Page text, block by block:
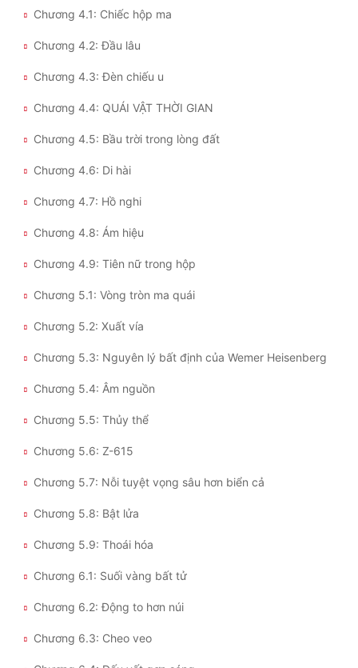
Tính Cách Nhân Vật :
Cơ Trí
Sát Phạt Quyết Đoán
Vô Sỉ
Điềm Đạm
Chương 4.1: Chiếc hộp ma
Chương 4.2: Đầu lâu
Chương 4.3: Đèn chiếu u
Chương 4.4: QUÁI VẬT THỜI GIAN
Chương 4.5: Bầu trời trong lòng đất
Chương 4.6: Di hài
Chương 4.7: Hồ nghi
Chương 4.8: Ám hiệu
Chương 4.9: Tiên nữ trong hộp
Chương 5.1: Vòng tròn ma quái
Chương 5.2: Xuất vía
Chương 5.3: Nguyên lý bất định của Wemer Heisenberg
Chương 5.4: Âm nguồn
Chương 5.5: Thủy thể
Chương 5.6: Z-615
Chương 5.7: Nỗi tuyệt vọng sâu hơn biển cả
Chương 5.8: Bật lửa
Chương 5.9: Thoái hóa
Chương 6.1: Suối vàng bất tử
Chương 6.2: Động to hơn núi
Chương 6.3: Cheo veo